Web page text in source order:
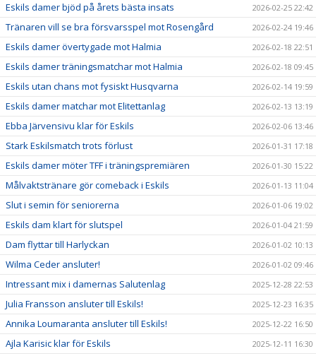
Eskils damer bjöd på årets bästa insats 2026-02-25 22:42
Tränaren vill se bra försvarsspel mot Rosengård 2026-02-24 19:46
Eskils damer övertygade mot Halmia 2026-02-18 22:51
Eskils damer träningsmatchar mot Halmia 2026-02-18 09:45
Eskils utan chans mot fysiskt Husqvarna 2026-02-14 19:59
Eskils damer matchar mot Elitettanlag 2026-02-13 13:19
Ebba Järvensivu klar för Eskils 2026-02-06 13:46
Stark Eskilsmatch trots förlust 2026-01-31 17:18
Eskils damer möter TFF i träningspremiären 2026-01-30 15:22
Målvaktstränare gör comeback i Eskils 2026-01-13 11:04
Slut i semin för seniorerna 2026-01-06 19:02
Eskils dam klart för slutspel 2026-01-04 21:59
Dam flyttar till Harlyckan 2026-01-02 10:13
Wilma Ceder ansluter! 2026-01-02 09:46
Intressant mix i damernas Salutenlag 2025-12-28 22:53
Julia Fransson ansluter till Eskils! 2025-12-23 16:35
Annika Loumaranta ansluter till Eskils! 2025-12-22 16:50
Ajla Karisic klar för Eskils 2025-12-11 16:30